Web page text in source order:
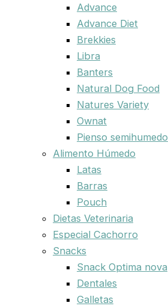
Advance
Advance Diet
Brekkies
Libra
Banters
Natural Dog Food
Natures Variety
Ownat
Pienso semihumedo
Alimento Húmedo
Latas
Barras
Pouch
Dietas Veterinaria
Especial Cachorro
Snacks
Snack Optima nova
Dentales
Galletas